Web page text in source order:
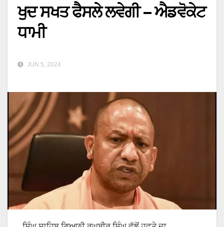
ਖੁਦ ਸਖਤ ਫੈਸਲੇ ਲਵੇਗੀ – ਐਡਵੋਕੇਟ
ਧਾਮੀ
JUN 5, 2024